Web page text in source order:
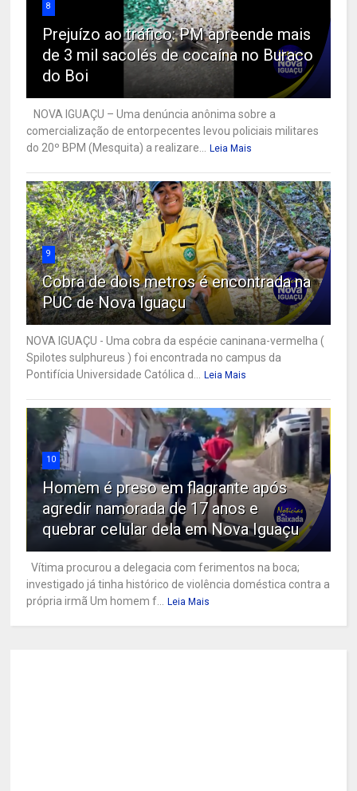
8
Prejuízo ao tráfico: PM apreende mais
de 3 mil sacolés de cocaína no Buraco
do Boi
NOVA IGUAÇU – Uma denúncia anônima sobre a
comercialização de entorpecentes levou policiais militares
do 20º BPM (Mesquita) a realizare...
Leia Mais
9
Cobra de dois metros é encontrada na
PUC de Nova Iguaçu
NOVA IGUAÇU - Uma cobra da espécie caninana-vermelha (
Spilotes sulphureus ) foi encontrada no campus da
Pontifícia Universidade Católica d...
Leia Mais
10
Homem é preso em flagrante após
agredir namorada de 17 anos e
quebrar celular dela em Nova Iguaçu
Vítima procurou a delegacia com ferimentos na boca;
investigado já tinha histórico de violência doméstica contra a
própria irmã Um homem f...
Leia Mais